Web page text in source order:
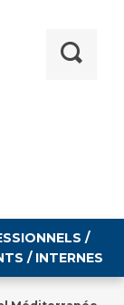
/
/ INTERNES